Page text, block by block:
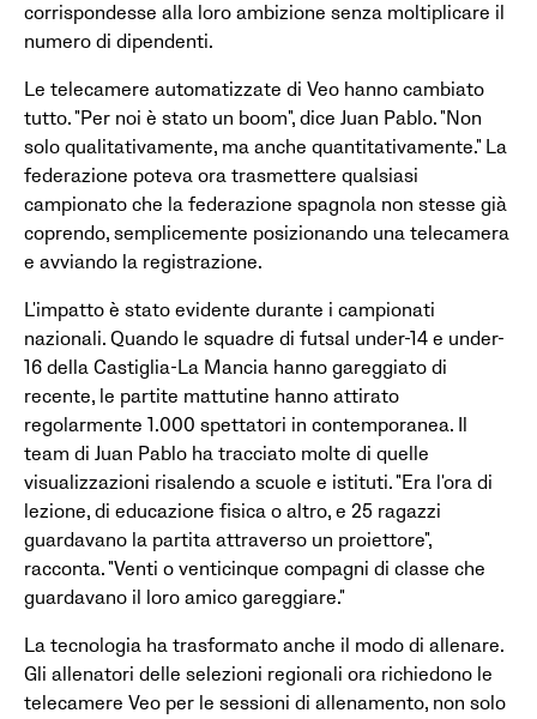
corrispondesse alla loro ambizione senza moltiplicare il
numero di dipendenti.
Le telecamere automatizzate di Veo hanno cambiato
tutto. "Per noi è stato un boom", dice Juan Pablo. "Non
solo qualitativamente, ma anche quantitativamente." La
federazione poteva ora trasmettere qualsiasi
campionato che la federazione spagnola non stesse già
coprendo, semplicemente posizionando una telecamera
e avviando la registrazione.
L'impatto è stato evidente durante i campionati
nazionali. Quando le squadre di futsal under-14 e under-
16 della Castiglia-La Mancia hanno gareggiato di
recente, le partite mattutine hanno attirato
regolarmente 1.000 spettatori in contemporanea. Il
team di Juan Pablo ha tracciato molte di quelle
visualizzazioni risalendo a scuole e istituti. "Era l'ora di
lezione, di educazione fisica o altro, e 25 ragazzi
guardavano la partita attraverso un proiettore",
racconta. "Venti o venticinque compagni di classe che
guardavano il loro amico gareggiare."
La tecnologia ha trasformato anche il modo di allenare.
Gli allenatori delle selezioni regionali ora richiedono le
telecamere Veo per le sessioni di allenamento, non solo